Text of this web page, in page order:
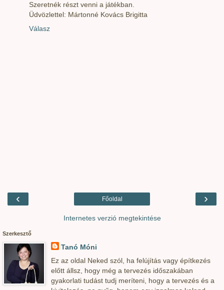
Szeretnék részt venni a játékban.
Üdvözlettel: Mártonné Kovács Brigitta
Válasz
‹ ›
Főoldal
Internetes verzió megtekintése
Szerkesztő
Tanó Móni
Ez az oldal Neked szól, ha felújítás vagy építkezés
előtt állsz, hogy még a tervezés időszakában
gyakorlati tudást tudj meríteni, hogy a tervezés és a